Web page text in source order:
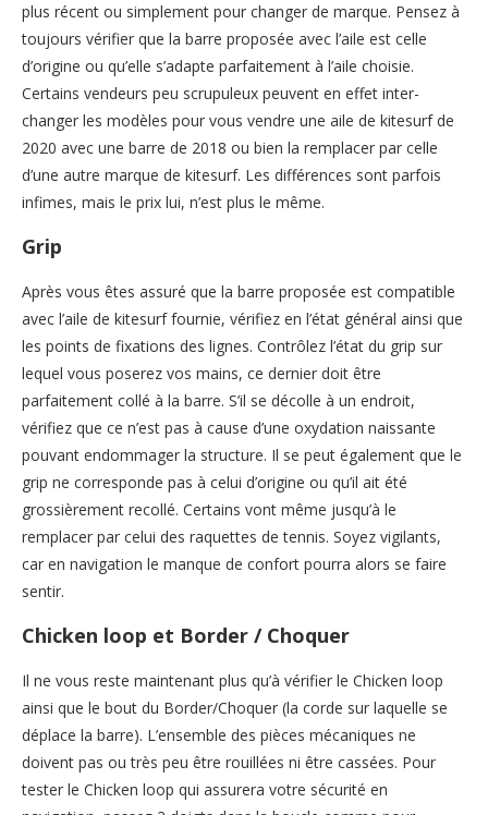
plus récent ou simplement pour changer de marque. Pensez à
toujours vérifier que la barre proposée avec l’aile est celle
d’origine ou qu’elle s’adapte parfaitement à l’aile choisie.
Certains vendeurs peu scrupuleux peuvent en effet inter-
changer les modèles pour vous vendre une aile de kitesurf de
2020 avec une barre de 2018 ou bien la remplacer par celle
d’une autre marque de kitesurf. Les différences sont parfois
infimes, mais le prix lui, n’est plus le même.
Grip
Après vous êtes assuré que la barre proposée est compatible
avec l’aile de kitesurf fournie, vérifiez en l’état général ainsi que
les points de fixations des lignes. Contrôlez l’état du grip sur
lequel vous poserez vos mains, ce dernier doit être
parfaitement collé à la barre. S’il se décolle à un endroit,
vérifiez que ce n’est pas à cause d’une oxydation naissante
pouvant endommager la structure. Il se peut également que le
grip ne corresponde pas à celui d’origine ou qu’il ait été
grossièrement recollé. Certains vont même jusqu’à le
remplacer par celui des raquettes de tennis. Soyez vigilants,
car en navigation le manque de confort pourra alors se faire
sentir.
Chicken loop et Border / Choquer
Il ne vous reste maintenant plus qu’à vérifier le Chicken loop
ainsi que le bout du Border/Choquer (la corde sur laquelle se
déplace la barre). L’ensemble des pièces mécaniques ne
doivent pas ou très peu être rouillées ni être cassées. Pour
tester le Chicken loop qui assurera votre sécurité en